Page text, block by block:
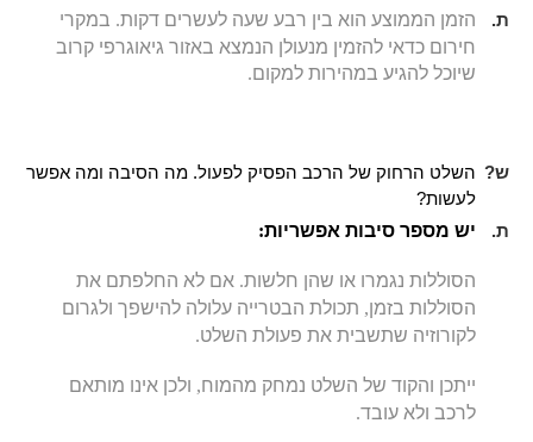
ת.
הזמן הממוצע הוא בין רבע שעה לעשרים דקות. במקרי
חירום כדאי להזמין מנעולן הנמצא באזור גיאוגרפי קרוב
שיוכל להגיע במהירות למקום.
ש? השלט הרחוק של הרכב הפסיק לפעול. מה הסיבה ומה אפשר
לעשות?
ת.
יש מספר סיבות אפשריות:
הסוללות נגמרו או שהן חלשות. אם לא החלפתם את
הסוללות בזמן, תכולת הבטרייה עלולה להישפך ולגרום
לקורוזיה שתשבית את פעולת השלט.
ייתכן והקוד של השלט נמחק מהמוח, ולכן אינו מותאם
לרכב ולא עובד.